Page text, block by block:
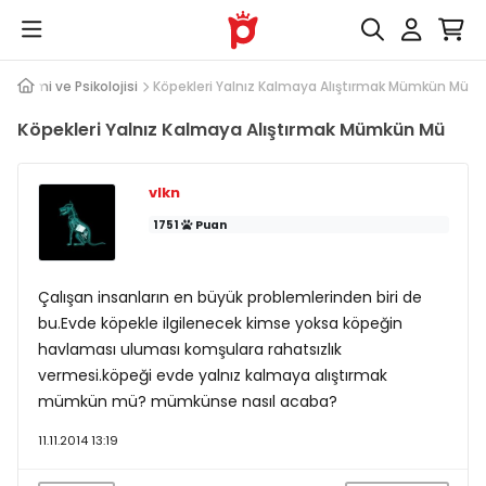
Eğitimi ve Psikolojisi Köpekleri Yalnız Kalmaya Alıştırmak Mümkün Mü
Köpekleri Yalnız Kalmaya Alıştırmak Mümkün Mü
vlkn
1751 Puan
Çalışan insanların en büyük problemlerinden biri de
bu.Evde köpekle ilgilenecek kimse yoksa köpeğin
havlaması uluması komşulara rahatsızlık
vermesi.köpeği evde yalnız kalmaya alıştırmak
mümkün mü? mümkünse nasıl acaba?
11.11.2014 13:19